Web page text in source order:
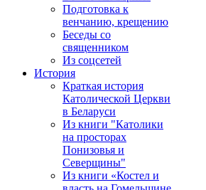
Подготовка к
венчанию, крещению
Беседы со
священником
Из соцсетей
История
Краткая история
Католической Церкви
в Беларуси
Из книги "Католики
на просторах
Понизовья и
Северщины"
Из книги «Костел и